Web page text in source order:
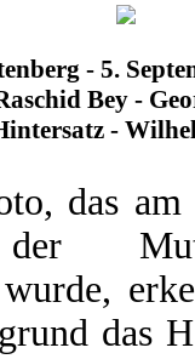
- 5.
Bey -
-
das am
der
das